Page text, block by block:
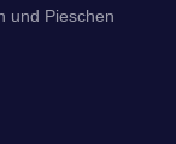
und Pieschen